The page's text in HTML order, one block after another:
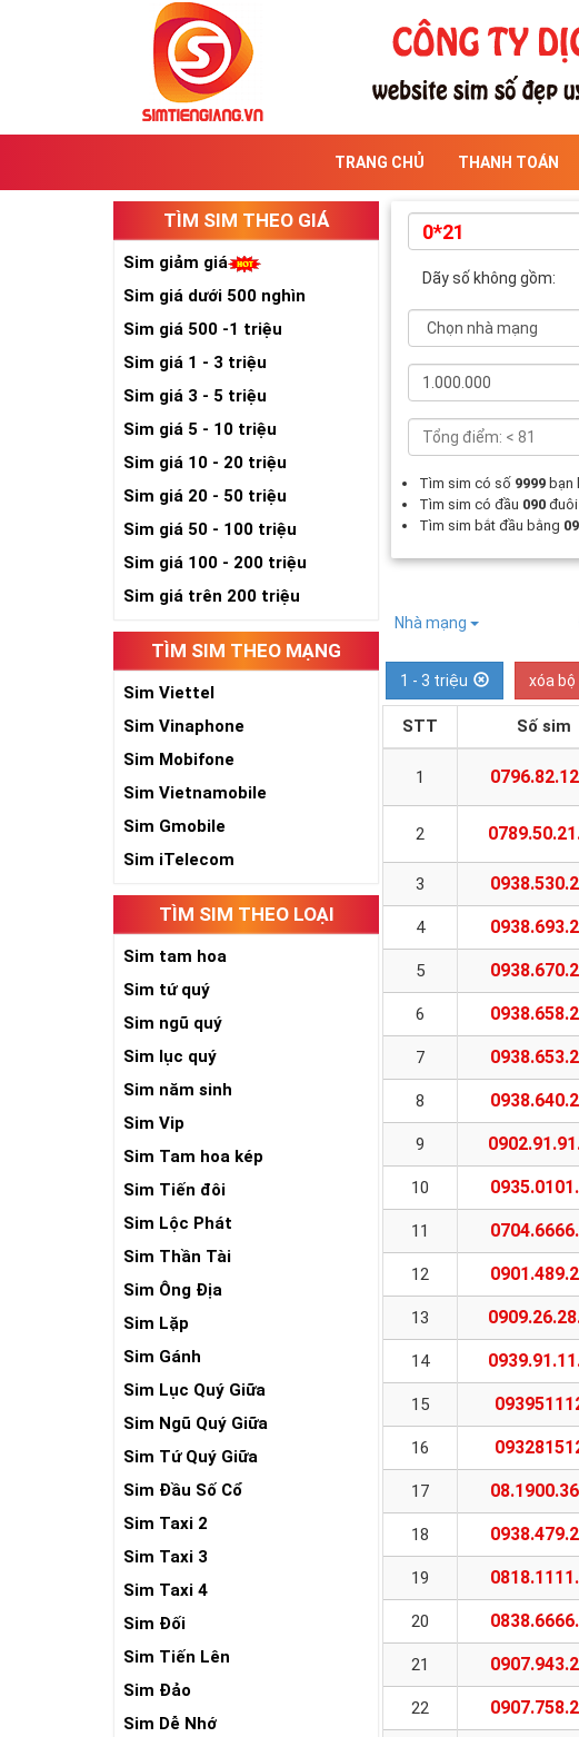
TRANG CHỦ THANH TOÁN
TÌM SIM THEO GIÁ
Sim giảm giá
Sim giá dưới 500 nghìn
Sim giá 500 -1 triệu
Sim giá 1 - 3 triệu
Sim giá 3 - 5 triệu
Sim giá 5 - 10 triệu
Sim giá 10 - 20 triệu
Sim giá 20 - 50 triệu
Sim giá 50 - 100 triệu
Sim giá 100 - 200 triệu
Sim giá trên 200 triệu
TÌM SIM THEO MẠNG
Sim Viettel
Sim Vinaphone
Sim Mobifone
Sim Vietnamobile
Sim Gmobile
Sim iTelecom
TÌM SIM THEO LOẠI
Sim tam hoa
Sim tứ quý
Sim ngũ quý
Sim lục quý
Sim năm sinh
Sim Vip
Sim Tam hoa kép
Sim Tiến đôi
Sim Lộc Phát
Sim Thần Tài
Sim Ông Địa
Sim Lặp
Sim Gánh
Sim Lục Quý Giữa
Sim Ngũ Quý Giữa
Sim Tứ Quý Giữa
Sim Đầu Số Cổ
Sim Taxi 2
Sim Taxi 3
Sim Taxi 4
Sim Đối
Sim Tiến Lên
Sim Đảo
Sim Dễ Nhớ
Dãy số không gồm:
Tìm sim có số 9999 bạn
Tìm sim có đầu 090đuôi
Tìm sim bắt đầu bằng
Nhà mạng
1 - 3 triệu xóa bộ
STT Số sim
1
2
3
4
5
6
7
8
9
10
11
12
13
14
15
16
17
18
19
20
21
22